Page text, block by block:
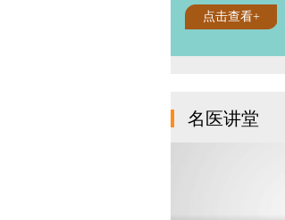
点击查看+
名医讲堂